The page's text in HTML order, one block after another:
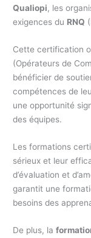
Qualiopi, les
exigences du RNQ
Cette certification
(Opérateurs de
bénéficier de
compétences de
une opportunité
des équipes.
Les formations
sérieux et leur
d’évaluation et
garantit une
besoins des
De plus, la